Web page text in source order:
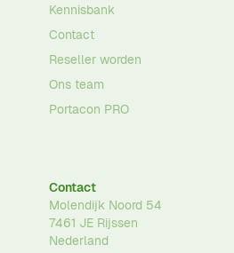
Kennisbank
Contact
Reseller worden
Ons team
Portacon PRO
Contact
Molendijk Noord 54
7461 JE Rijssen
Nederland